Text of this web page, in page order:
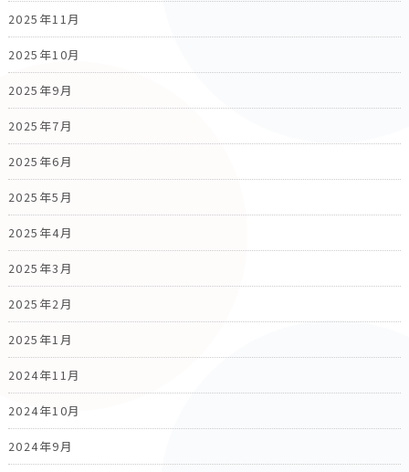
2025年11月
2025年10月
2025年9月
2025年7月
2025年6月
2025年5月
2025年4月
2025年3月
2025年2月
2025年1月
2024年11月
2024年10月
2024年9月